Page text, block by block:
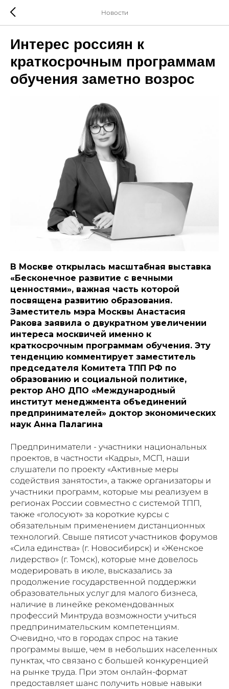
Новости
Интерес россиян к
краткосрочным программам
обучения заметно возрос
В Москве открылась масштабная выставка
«Бесконечное развитие с вечными
ценностями», важная часть которой
посвящена развитию образования.
Заместитель мэра Москвы Анастасия
Ракова заявила о двукратном увеличении
интереса москвичей именно к
краткосрочным программам обучения. Эту
тенденцию комментирует заместитель
председателя Комитета ТПП РФ по
образованию и социальной политике,
ректор АНО ДПО «Международный
институт менеджмента объединений
предпринимателей» доктор экономических
наук Анна Палагина
Предприниматели - участники национальных
проектов, в частности «Кадры», МСП, наши
слушатели по проекту «Активные меры
содействия занятости», а также организаторы и
участники программ, которые мы реализуем в
регионах России совместно с системой ТПП,
также «голосуют» за короткие курсы с
обязательным применением дистанционных
технологий. Свыше пятисот участников форумов
«Сила единства» (г. Новосибирск) и «Женское
лидерство» (г. Томск), которые мне довелось
модерировать в июле, высказались за
продолжение государственной поддержки
образовательных услуг для малого бизнеса,
наличие в линейке рекомендованных
профессий Минтруда возможности учиться
предпринимательским компетенциям.
Очевидно, что в городах спрос на такие
программы выше, чем в небольших населенных
пунктах, что связано с большей конкуренцией
на рынке труда. При этом онлайн-формат
предоставляет шанс получить новые навыки